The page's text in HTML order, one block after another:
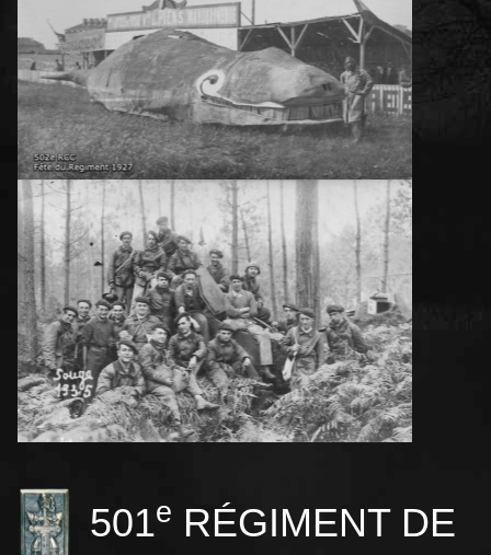
501e RÉGIMENT DE